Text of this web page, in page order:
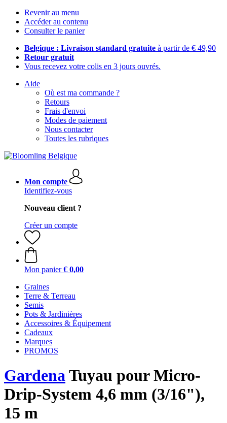
Revenir au menu
Accéder au contenu
Consulter le panier
Belgique : Livraison standard gratuite à partir de € 49,90
Retour gratuit
Vous recevez votre colis en 3 jours ouvrés.
Aide
Où est ma commande ?
Retours
Frais d'envoi
Modes de paiement
Nous contacter
Toutes les rubriques
Mon compte
Identifiez-vous
Nouveau client ?
Créer un compte
Mon panier € 0,00
Graines
Terre & Terreau
Semis
Pots & Jardinières
Accessoires & Équipement
Cadeaux
Marques
PROMOS
GardenaTuyau pour Micro-
Drip-System 4,6 mm (3/16"),
15 m